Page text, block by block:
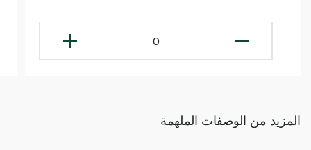
0
المزيد من الوصفات الملهمة